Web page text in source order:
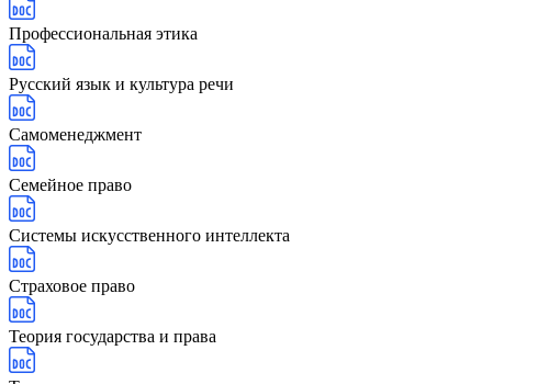
Профессиональная этика
Русский язык и культура речи
Самоменеджмент
Семейное право
Системы искусственного интеллекта
Страховое право
Теория государства и права